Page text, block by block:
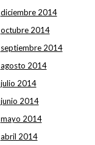
diciembre 2014
octubre 2014
septiembre 2014
agosto 2014
julio 2014
junio 2014
mayo 2014
abril 2014